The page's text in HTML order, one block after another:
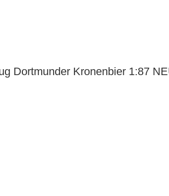
Dortmunder Kronenbier 1:87